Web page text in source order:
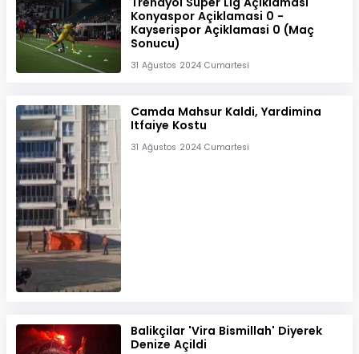
Konyaspor Açiklamasi 0 -
Kayserispor Açiklamasi 0 (Maç
Sonucu)
31 Ağustos 2024 Cumartesi
Camda Mahsur Kaldi, Yardimina
Itfaiye Kostu
31 Ağustos 2024 Cumartesi
Balikçilar 'Vira Bismillah' Diyerek
Denize Açildi